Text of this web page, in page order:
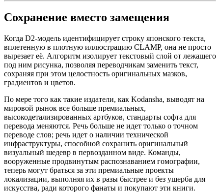
Сохранение вместо замещения
Когда D2-модель идентифицирует строку японского текста,
вплетенную в плотную иллюстрацию CLAMP, она не просто
вырезает её. Алгоритм изолирует текстовый слой от лежащего
под ним рисунка, позволяя переводчикам заменить текст,
сохраняя при этом целостность оригинальных мазков,
градиентов и цветов.
По мере того как такие издатели, как Kodansha, выводят на
мировой рынок все больше премиальных,
высокодетализированных артбуков, стандарты софта для
перевода меняются. Речь больше не идет только о точном
переводе слов; речь идет о наличии технической
инфраструктуры, способной сохранить оригинальный
визуальный шедевр в первозданном виде. Команды,
вооруженные продвинутым распознаванием гомографии,
теперь могут браться за эти премиальные проекты
локализации, выполняя их в разы быстрее и без ущерба для
искусства, ради которого фанаты и покупают эти книги.